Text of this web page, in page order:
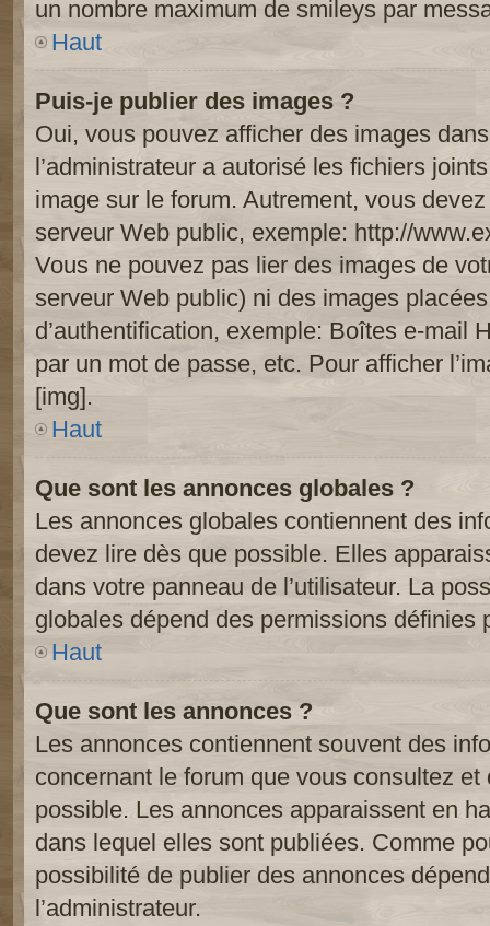
un nombre maximum de smileys par
Haut
Puis-je publier des images ?
Oui, vous pouvez afficher des images
l’administrateur a autorisé les fichiers
image sur le forum. Autrement, vous
serveur Web public, exemple: http://
Vous ne pouvez pas lier des images de
serveur Web public) ni des images
d’authentification, exemple: Boîtes e-mail
par un mot de passe, etc. Pour afficher
[img].
Haut
Que sont les annonces globales ?
Les annonces globales contiennent des
devez lire dès que possible. Elles
dans votre panneau de l’utilisateur. La
globales dépend des permissions définies
Haut
Que sont les annonces ?
Les annonces contiennent souvent des
concernant le forum que vous consultez
possible. Les annonces apparaissent en
dans lequel elles sont publiées. Comme
possibilité de publier des annonces
l’administrateur.